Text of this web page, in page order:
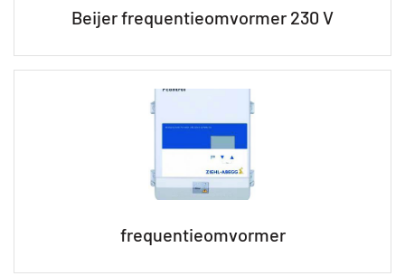
Beijer frequentieomvormer 230 V
frequentieomvormer